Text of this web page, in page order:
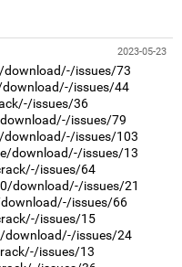
2023-05-23
issues/73
issues/44
issues/36
issues/79
issues/103
download/-/issues/13
issues/64
download/-/issues/21
issues/66
issues/15
issues/24
issues/13